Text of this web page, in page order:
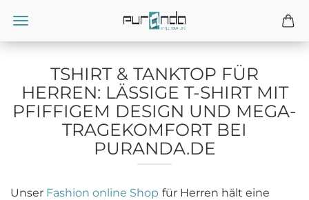
TSHIRT & TANKTOP FÜR
HERREN: LÄSSIGE T-SHIRT MIT
PFIFFIGEM DESIGN UND MEGA-
TRAGEKOMFORT BEI
PURANDA.DE
Unser Fashion online Shop für Herren hält eine